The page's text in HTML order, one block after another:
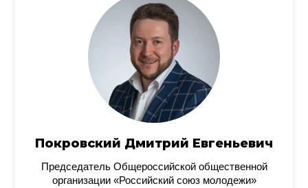
Покровский Дмитрий Евгеньевич
Председатель Общероссийской общественной
организации «Российский союз молодежи»